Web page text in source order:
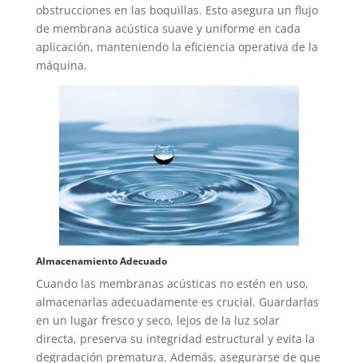
obstrucciones en las boquillas. Esto asegura un flujo
de membrana acústica suave y uniforme en cada
aplicación, manteniendo la eficiencia operativa de la
máquina.
Almacenamiento Adecuado
Cuando las membranas acústicas no estén en uso,
almacenarlas adecuadamente es crucial. Guardarlas
en un lugar fresco y seco, lejos de la luz solar
directa, preserva su integridad estructural y evita la
degradación prematura. Además, asegurarse de que